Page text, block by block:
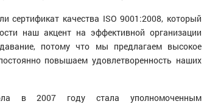
сертификат качества ISO 9001:2008, который
наш акцент на эффективной организации
потому что мы предлагаем высокое
повышаем удовлетворенность наших
в 2007 году стала уполномоченным